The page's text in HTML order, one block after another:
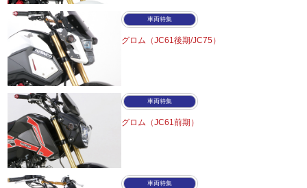
車両特集
グロム（JC61後期/JC75）
車両特集
グロム（JC61前期）
車両特集